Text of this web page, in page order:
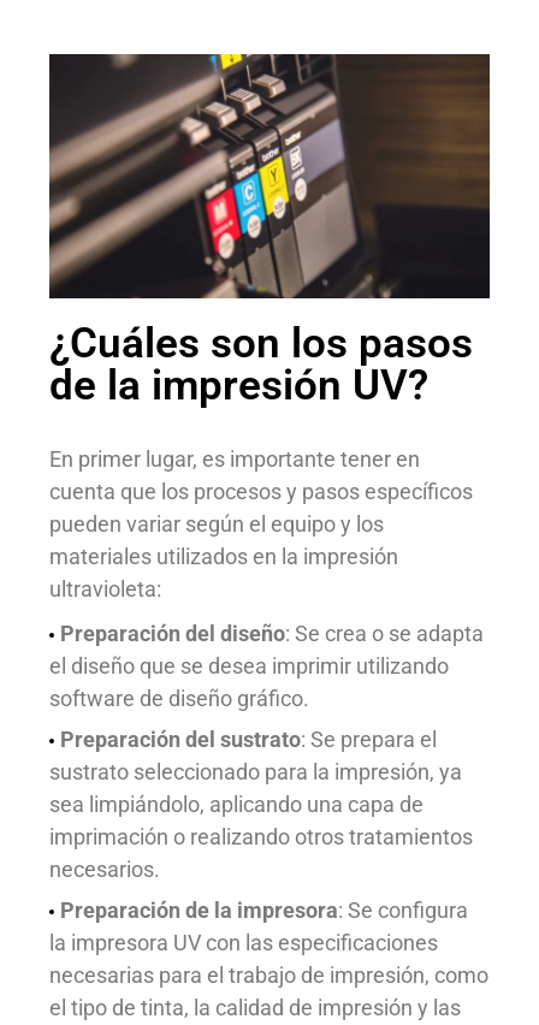
¿Cuáles son los pasos
de la impresión UV?
En primer lugar, es importante tener en
cuenta que los procesos y pasos específicos
pueden variar según el equipo y los
materiales utilizados en la impresión
ultravioleta:
Preparación del diseño: Se crea o se adapta
el diseño que se desea imprimir utilizando
software de diseño gráfico.
Preparación del sustrato: Se prepara el
sustrato seleccionado para la impresión, ya
sea limpiándolo, aplicando una capa de
imprimación o realizando otros tratamientos
necesarios.
Preparación de la impresora: Se configura
la impresora UV con las especificaciones
necesarias para el trabajo de impresión, como
el tipo de tinta, la calidad de impresión y las